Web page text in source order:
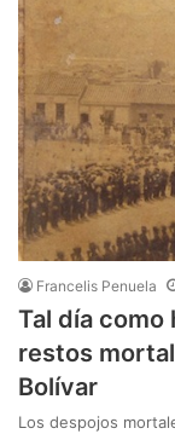
Francelis Penuela
Tal día como
restos
Bolívar
Los despojos